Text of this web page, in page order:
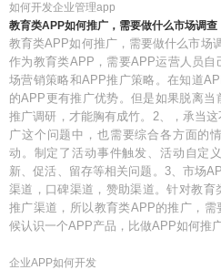
如何开发企业管理app
教育类APP如何推广，需要做什么市场调查
教育类APP如何推广，需要做什么市场
作为教育类APP，需要APP运营人员
场营销策略和APP推广策略。在知道
的APP更有推广优势。但是如果脱离
推广调研，才能胸有成竹。2、，承当
广这个问题中，也需要综合各方面的
动。制定了活动事件触发、活动自定
新、促活、留存等相关问题。3、市场
渠道，口碑渠道，赞助渠道。针对教
推广渠道，所以教育类APP的推广，
候认识一个APP产品，比做APP如何推广
企业APP如何开发